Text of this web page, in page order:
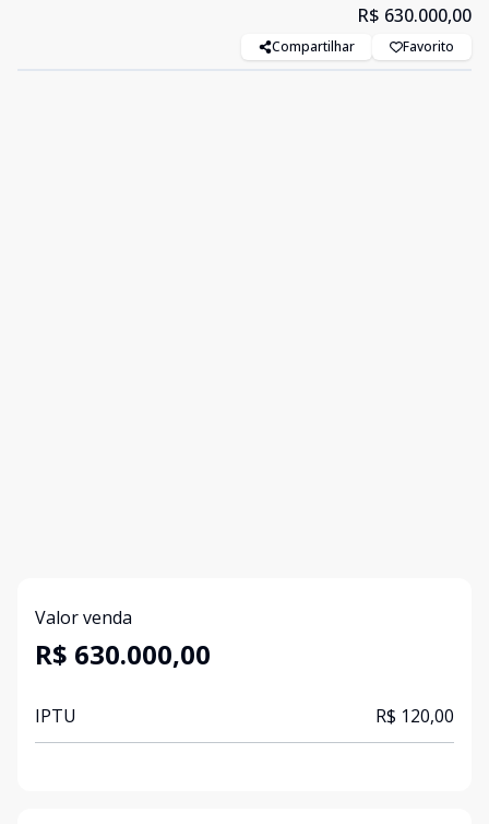
R$ 630.000,00
Compartilhar Favorito
Valor venda
R$ 630.000,00
IPTU R$ 120,00